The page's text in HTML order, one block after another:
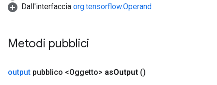
Dall'interfaccia org.tensorflow.Operand
Metodi pubblici
output pubblico <Oggetto> asOutput ()